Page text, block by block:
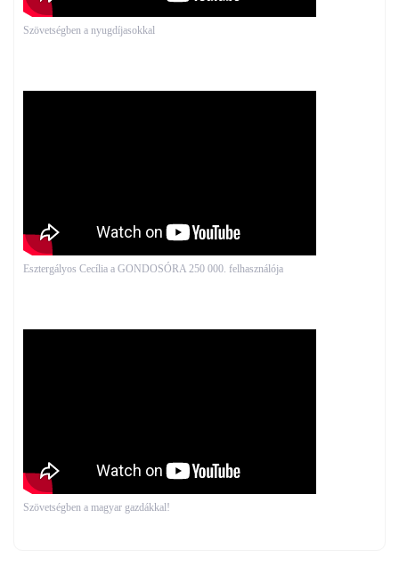
Szövetségben a nyugdíjasokkal
Esztergályos Cecília a GONDOSÓRA 250 000. felhasználója
Szövetségben a magyar gazdákkal!